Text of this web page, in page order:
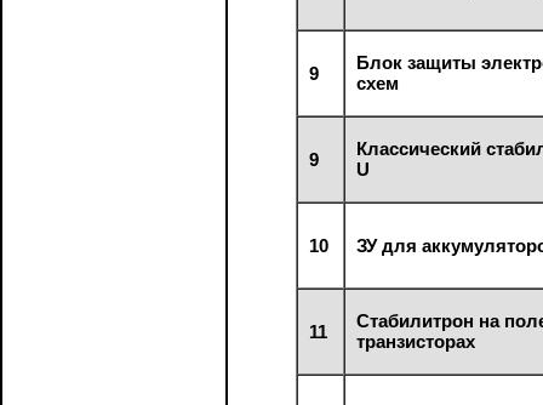
9
Блок защиты
схем
9
Классический
U
10 ЗУ для
11
Стабилитрон на
транзисторах